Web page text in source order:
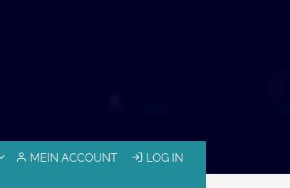
MEIN ACCOUNT LOG IN